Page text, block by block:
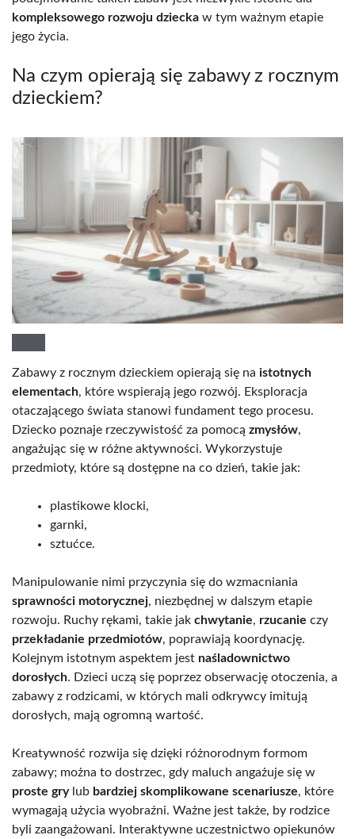
kompleksowego rozwoju dziecka w tym ważnym etapie
jego życia.
Na czym opierają się zabawy z rocznym
dzieckiem?
Zabawy z rocznym dzieckiem opierają się na istotnych
elementach, które wspierają jego rozwój. Eksploracja
otaczającego świata stanowi fundament tego procesu.
Dziecko poznaje rzeczywistość za pomocą zmysłów,
angażując się w różne aktywności. Wykorzystuje
przedmioty, które są dostępne na co dzień, takie jak:
plastikowe klocki,
garnki,
sztućce.
Manipulowanie nimi przyczynia się do wzmacniania
sprawności motorycznej, niezbędnej w dalszym etapie
rozwoju. Ruchy rękami, takie jak chwytanie, rzucanie czy
przekładanie przedmiotów, poprawiają koordynację.
Kolejnym istotnym aspektem jest naśladownictwo
dorosłych. Dzieci uczą się poprzez obserwację otoczenia, a
zabawy z rodzicami, w których mali odkrywcy imitują
dorosłych, mają ogromną wartość.
Kreatywność rozwija się dzięki różnorodnym formom
zabawy; można to dostrzec, gdy maluch angażuje się w
proste grylub bardziej skomplikowane scenariusze, które
wymagają użycia wyobraźni. Ważne jest także, by rodzice
byli zaangażowani. Interaktywne uczestnictwo opiekunów